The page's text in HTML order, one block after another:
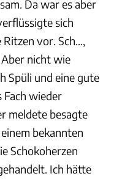
Da war es aber
sich
vor. Sch…,
nicht wie
Spüli und eine gute
Fach wieder
meldete besagte
bekannten
Schokoherzen
Ich hätte